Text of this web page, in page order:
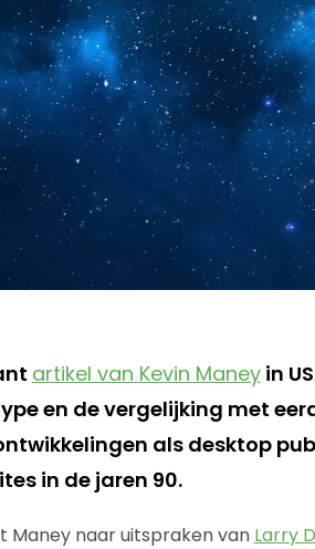
artikel van Kevin Maneyin
en de vergelijking met
als desktop
in de jaren 90.
Maney naar uitspraken van Larry